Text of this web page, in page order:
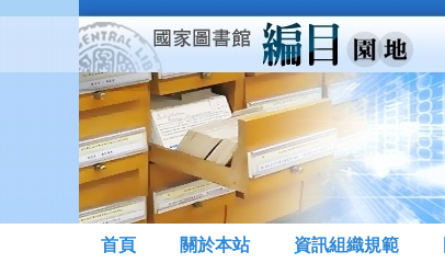
移至主內容
首頁 關於本站 資訊組織規範